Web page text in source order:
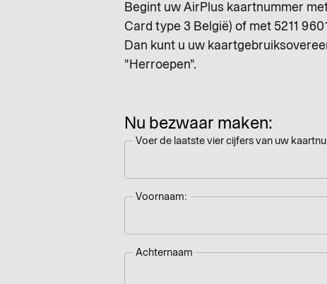
Begint uw AirPlus kaartnummer
Card type 3 België) of met 5211
Dan kunt u uw
"Herroepen".
Nu bezwaar maken:
Voer de laatste vier cijfers van uw
Voornaam:
Achternaam